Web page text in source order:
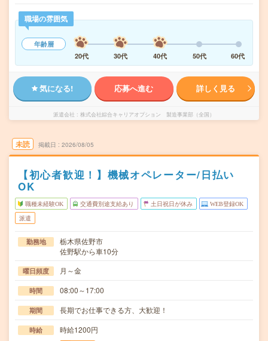
職場の雰囲気
年齢層
20代
30代 40代 50代 60代
気になる! 応募へ進む 詳しく見る
派遣会社 株式会社綜合キャリアオプション 製造事業部（全国）
未読 掲載日 2026/08/05
【初心者歓迎！】機械オペレーター/日払い
OK
職種未経験OK 交通費別途支給あり 土日祝日が休み WEB登録OK
派遣
勤務地
栃木県佐野市
佐野駅から車10分
曜日頻度 月～金
時間 08:00～17:00
期間 長期でお仕事できる方、大歓迎！
時給 時給1200円